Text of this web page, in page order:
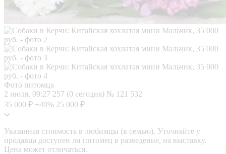
Фото питомца
2 июля, 09:27 257 (0 сегодня) № 121 532
35 000 ₽ +40% 25 000 ₽
Указанная стоимость в любимцы (в семью). Уточняйте у
продавца доступен ли питомец в разведение, на выставку.
Цена может отличаться.